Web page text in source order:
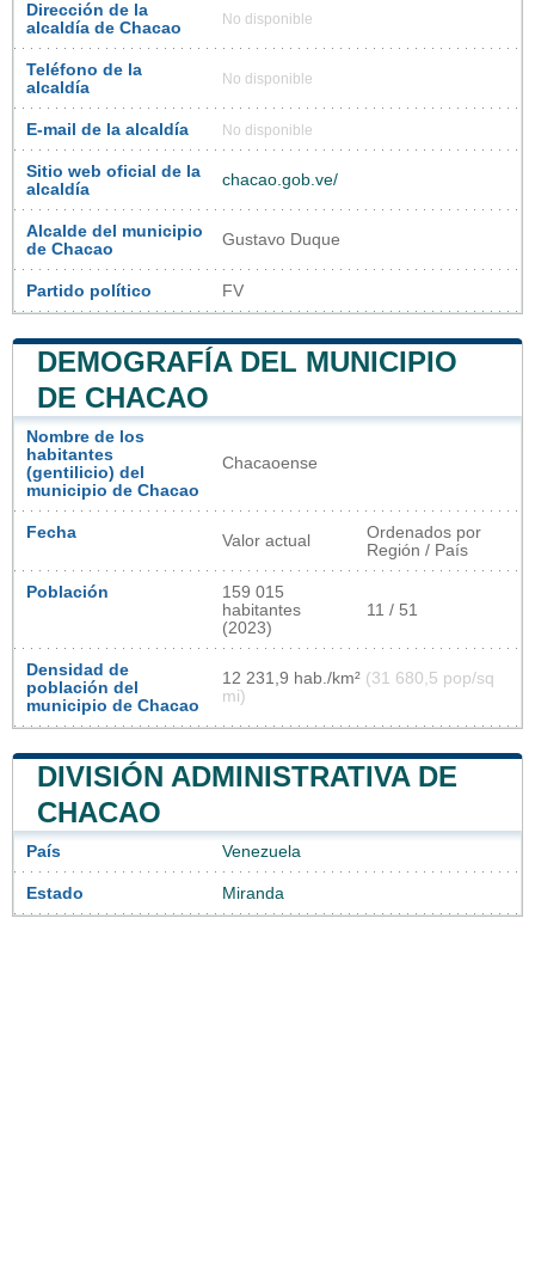
Dirección de la
alcaldía de Chacao
No disponible
Teléfono de la
alcaldía
No disponible
E-mail de la alcaldía No disponible
Sitio web oficial de la
alcaldía
chacao.gob.ve/
Alcalde del municipio
de Chacao
Gustavo Duque
Partido político FV​
DEMOGRAFÍA DEL MUNICIPIO
DE CHACAO
Nombre de los
habitantes
(gentilicio) del
municipio de Chacao
Chacaoense
Fecha Valor actual
Ordenados por
Región / País
Población
159 015
habitantes
(2023)
11 / 51
Densidad de
población del
municipio de Chacao
12 231,9 hab./km² (31 680,5 pop/sq
mi)
DIVISIÓN ADMINISTRATIVA DE
CHACAO
País Venezuela
Estado Miranda